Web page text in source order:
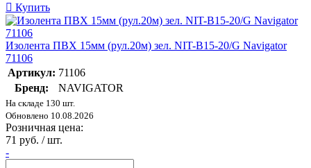
Купить
Изолента ПВХ 15мм (рул.20м) зел. NIT-B15-20/G Navigator
71106
Артикул: 71106
Бренд:
NAVIGATOR
На складе 130 шт.
Обновлено 10.08.2026
Розничная цена:
71 руб. / шт.
-